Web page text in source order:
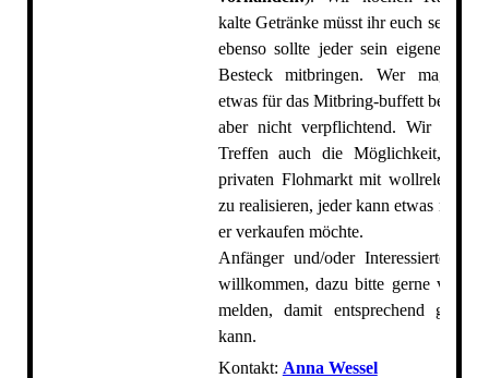
kalte Getränke müsst ihr euch selbst
ebenso sollte jeder sein eigenes
Besteck mitbringen. Wer mag,
etwas für das Mitbring-buffett
aber nicht verpflichtend. Wir
Treffen auch die Möglichkeit,
privaten Flohmarkt mit
zu realisieren, jeder kann etwas
er verkaufen möchte.
Anfänger und/oder Interessierte
willkommen, dazu bitte gerne
melden, damit entsprechend
kann.
Kontakt: Anna Wessel